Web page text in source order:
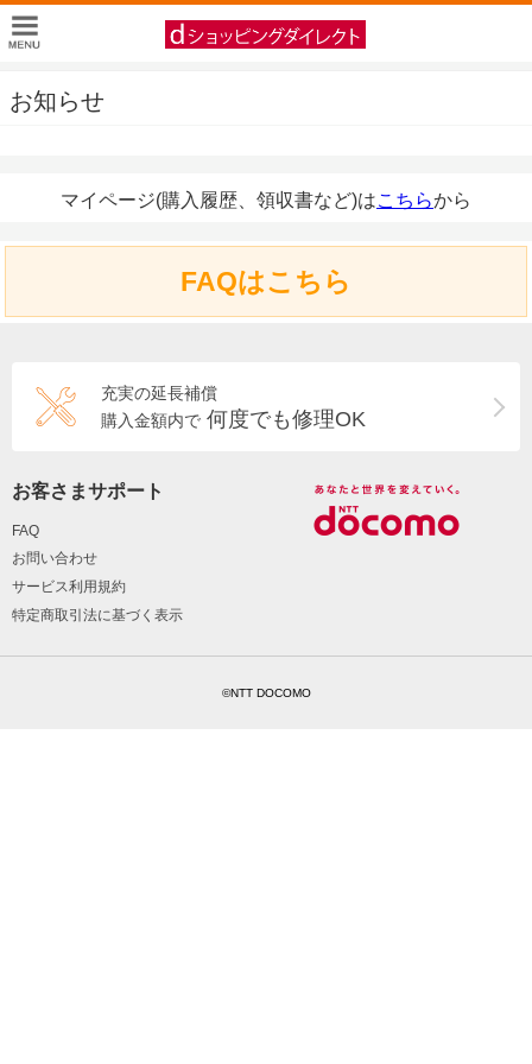
お知らせ
マイページ(購入履歴、領収書など)はこちらから
FAQはこちら
充実の延長補償
購入金額内で 何度でも修理OK
お客さまサポート
FAQ
お問い合わせ
サービス利用規約
特定商取引法に基づく表示
©NTT DOCOMO